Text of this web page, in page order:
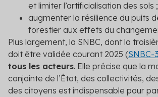
et limiter l’artificialisation des sols ;
augmenter la résilience du puits
forestier aux effets du
Plus largement, la SNBC, dont la
doit être validée courant 2025 (SNBC-3
tous les acteurs. Elle précise que la
conjointe de l’État, des collectivités,
des citoyens est indispensable pour